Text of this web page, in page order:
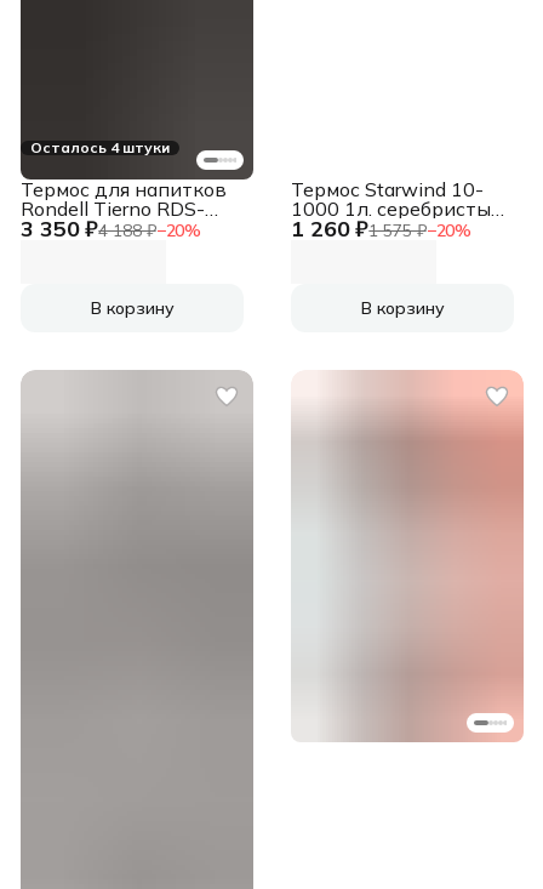
Осталось 4 штуки
3 350 ₽4 188 ₽−20%
Термос для напитков
Rondell Tierno RDS-
1657 1.5л. бордовый
В корзину
1 260 ₽1 575 ₽−20%
Термос Starwind 10-
1000 1л. серебристый/
красный картонная
В корзину